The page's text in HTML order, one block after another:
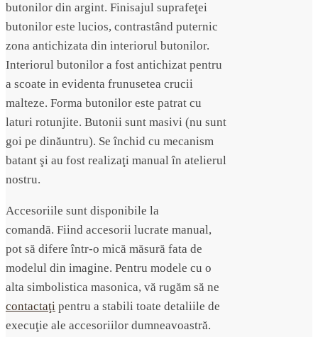
butonilor din argint. Finisajul suprafeţei
butonilor este lucios, contrastând puternic
zona antichizata din interiorul butonilor.
Interiorul butonilor a fost antichizat pentru
a scoate in evidenta frunusetea crucii
malteze. Forma butonilor este patrat cu
laturi rotunjite. Butonii sunt masivi (nu sunt
goi pe dinăuntru). Se închid cu mecanism
batant şi au fost realizaţi manual în atelierul
nostru.
Accesoriile sunt disponibile la
comandă. Fiind accesorii lucrate manual,
pot să difere într-o mică măsură fata de
modelul din imagine. Pentru modele cu o
alta simbolistica masonica, vă rugăm să ne
contactaţi pentru a stabili toate detaliile de
execuţie ale accesoriilor dumneavoastră.